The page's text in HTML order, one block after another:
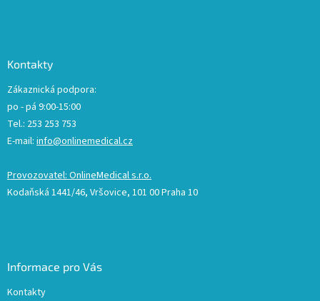
Kontakty
Zákaznická podpora:
po - pá 9:00-15:00
Tel.: 253 253 753
E-mail: info@onlinemedical.cz
Provozovatel: OnlineMedical s.r.o.
Kodaňská 1441/46, Vršovice, 101 00 Praha 10
Informace pro Vás
Kontakty